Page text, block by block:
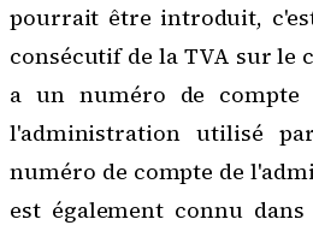
pourrait être introduit,
consécutif de la TVA sur le
a un numéro de compte
l'administration utilisé
numéro de compte de
est également connu